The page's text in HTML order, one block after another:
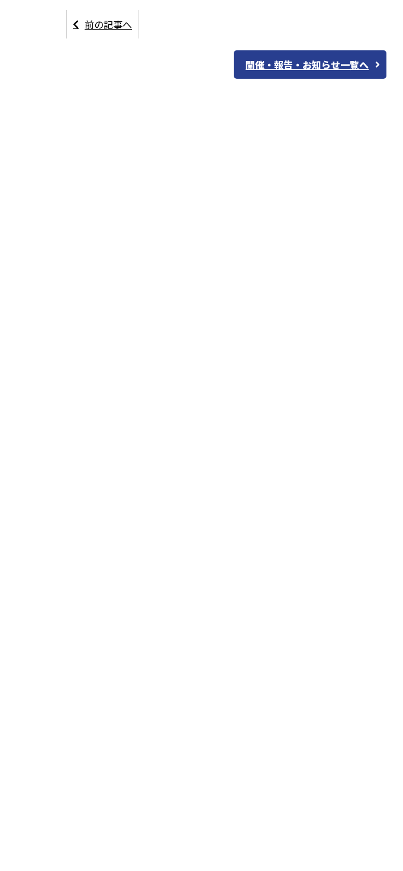
前の記事へ
開催・報告・お知らせ一覧へ